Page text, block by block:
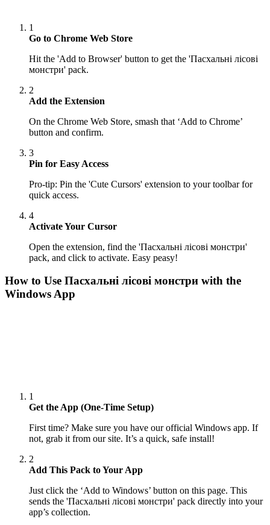
1
Go to Chrome Web Store
Hit the 'Add to Browser' button to get the 'Пасхальні лісові
монстри' pack.
2
Add the Extension
On the Chrome Web Store, smash that ‘Add to Chrome’
button and confirm.
3
Pin for Easy Access
Pro-tip: Pin the 'Cute Cursors' extension to your toolbar for
quick access.
4
Activate Your Cursor
Open the extension, find the 'Пасхальні лісові монстри'
pack, and click to activate. Easy peasy!
How to Use Пасхальні лісові монстри with the
Windows App
1
Get the App (One-Time Setup)
First time? Make sure you have our official Windows app. If
not, grab it from our site. It’s a quick, safe install!
2
Add This Pack to Your App
Just click the ‘Add to Windows’ button on this page. This
sends the 'Пасхальні лісові монстри' pack directly into your
app’s collection.